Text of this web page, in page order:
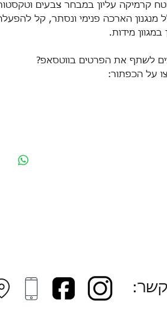
קרמיקה עליון במבחר צבעים
מנגנון הארכה פנימי ונסתר, קל
במגוון מידות.
לשתף את הפרטים בווטסאפ?
על הכפתור: